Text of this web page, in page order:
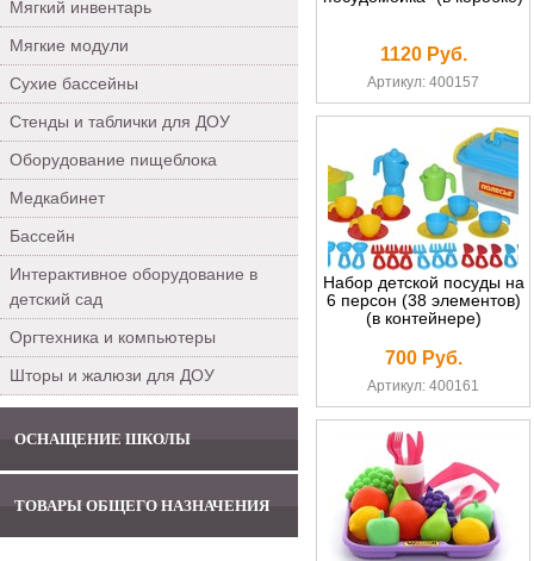
Мягкий инвентарь
Мягкие модули
Сухие бассейны
Стенды и таблички для ДОУ
Оборудование пищеблока
Медкабинет
Бассейн
Интерактивное оборудование в
детский сад
Оргтехника и компьютеры
Шторы и жалюзи для ДОУ
ОСНАЩЕНИЕ ШКОЛЫ
ТОВАРЫ ОБЩЕГО НАЗНАЧЕНИЯ
1120 Руб.
Артикул: 400157
Набор детской посуды на
6 персон (38 элементов)
(в контейнере)
700 Руб.
Артикул: 400161